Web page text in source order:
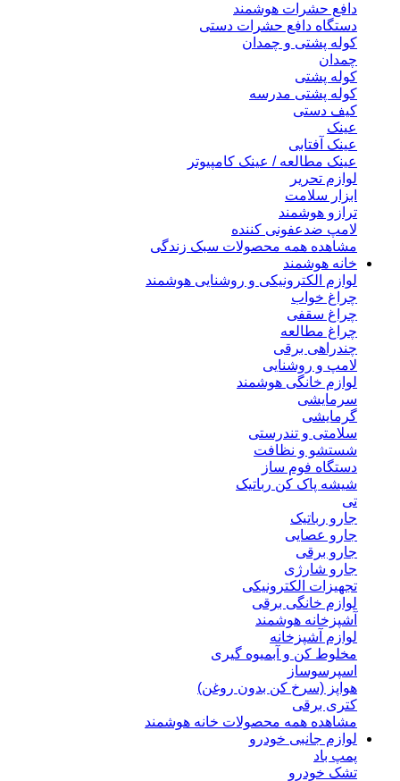
دافع حشرات هوشمند
دستگاه دافع حشرات دستی
کوله پشتی و چمدان
چمدان
کوله پشتی
کوله پشتی مدرسه
کیف دستی
عینک
عینک آفتابی
عینک مطالعه / عینک کامپیوتر
لوازم تحریر
ابزار سلامت
ترازو هوشمند
لامپ ضدعفونی کننده
مشاهده همه محصولات سبک زندگی
خانه هوشمند
لوازم الکترونیکی و روشنایی هوشمند
چراغ خواب
چراغ سقفی
چراغ مطالعه
چندراهی برقی
لامپ و روشنایی
لوازم خانگی هوشمند
سرمایشی
گرمایشی
سلامتی و تندرستی
شستشو و نظافت
دستگاه فوم ساز
شیشه پاک کن رباتیک
تی
جارو رباتیک
جارو عصایی
جارو برقی
جارو شارژی
تجهیزات الکترونیکی
لوازم خانگی برقی
آشپزخانه هوشمند
لوازم آشپزخانه
مخلوط کن و آبمیوه گیری
اسپرسوساز
هواپز (سرخ کن بدون روغن)
کتری برقی
مشاهده همه محصولات خانه هوشمند
لوازم جانبی خودرو
پمپ باد
تشک خودرو